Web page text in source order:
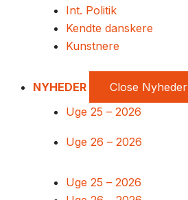
Int. Politik
Kendte danskere
Kunstnere
NYHEDER Close Nyheder
Uge 25 – 2026
Uge 26 – 2026
Uge 25 – 2026